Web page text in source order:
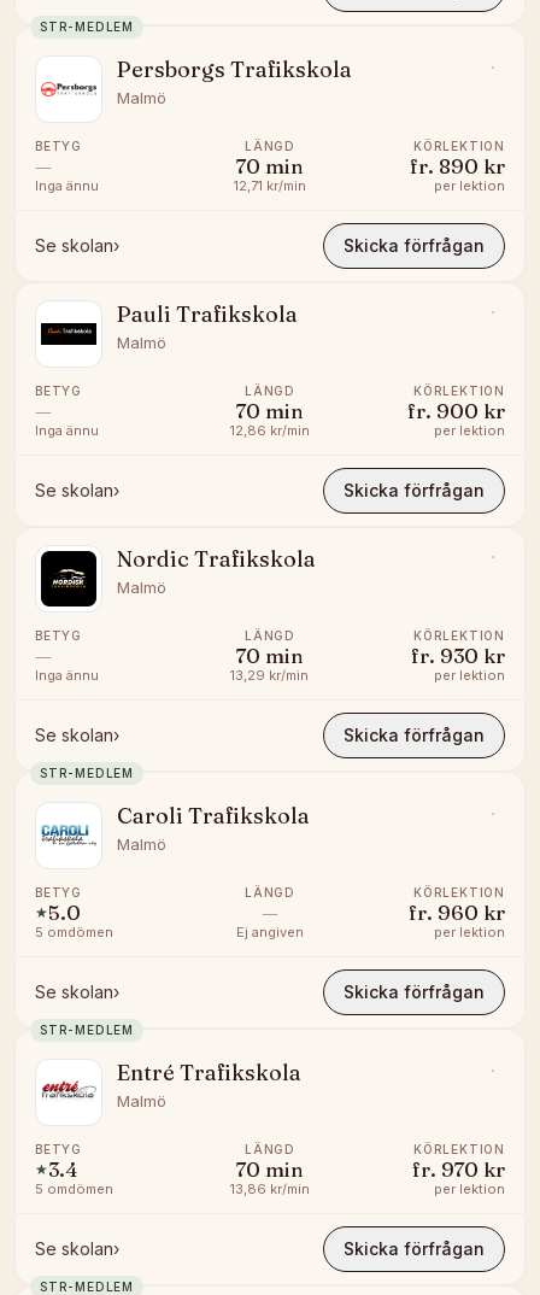
STR-MEDLEM
Persborgs Trafikskola
Malmö
BETYG
—
Inga ännu
LÄNGD
70 min
12,71 kr/min
KÖRLEKTION
fr. 890 kr
per lektion
Se skolan› Skicka förfrågan
Pauli Trafikskola
Malmö
BETYG
—
Inga ännu
LÄNGD
70 min
12,86 kr/min
KÖRLEKTION
fr. 900 kr
per lektion
Se skolan› Skicka förfrågan
Nordic Trafikskola
Malmö
BETYG
—
Inga ännu
LÄNGD
70 min
13,29 kr/min
KÖRLEKTION
fr. 930 kr
per lektion
Se skolan› Skicka förfrågan
STR-MEDLEM
Caroli Trafikskola
Malmö
BETYG
★5.0
5 omdömen
LÄNGD
—
Ej angiven
KÖRLEKTION
fr. 960 kr
per lektion
Se skolan› Skicka förfrågan
STR-MEDLEM
Entré Trafikskola
Malmö
BETYG
★3.4
5 omdömen
LÄNGD
70 min
13,86 kr/min
KÖRLEKTION
fr. 970 kr
per lektion
Se skolan› Skicka förfrågan
STR-MEDLEM